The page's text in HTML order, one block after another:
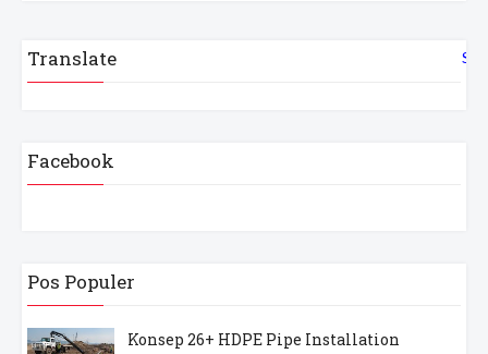
Translate
Facebook
Pos Populer
Konsep 26+ HDPE Pipe Installation